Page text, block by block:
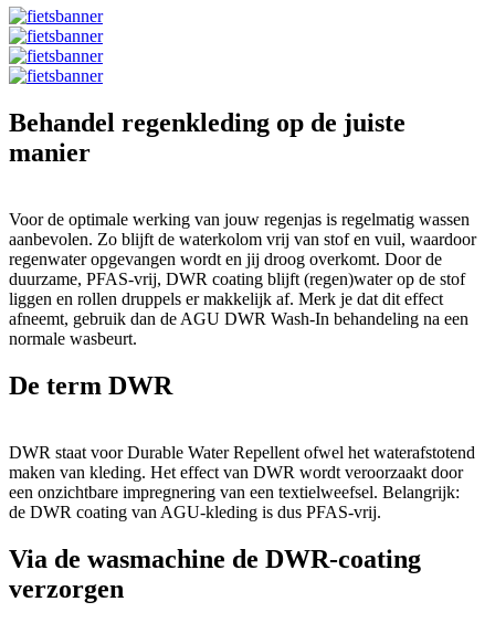
Behandel regenkleding op de juiste
manier
Voor de optimale werking van jouw regenjas is regelmatig wassen
aanbevolen. Zo blijft de waterkolom vrij van stof en vuil, waardoor
regenwater opgevangen wordt en jij droog overkomt. Door de
duurzame, PFAS-vrij, DWR coating blijft (regen)water op de stof
liggen en rollen druppels er makkelijk af. Merk je dat dit effect
afneemt, gebruik dan de AGU DWR Wash-In behandeling na een
normale wasbeurt.
De term DWR
DWR staat voor Durable Water Repellent ofwel het waterafstotend
maken van kleding. Het effect van DWR wordt veroorzaakt door
een onzichtbare impregnering van een textielweefsel. Belangrijk:
de DWR coating van AGU-kleding is dus PFAS-vrij.
Via de wasmachine de DWR-coating
verzorgen